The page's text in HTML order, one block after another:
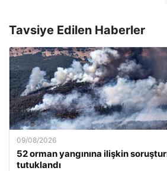
Tavsiye Edilen Haberler
09/08/2026
52 orman yangınına ilişkin
tutuklandı